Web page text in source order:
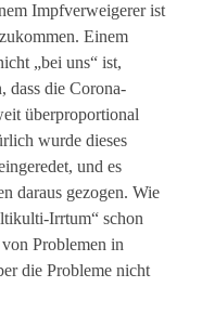
Impfverweigerer ist
Einem
„bei uns“ ist,
dass die Corona-
überproportional
wurde dieses
und es
daraus gezogen. Wie
Irrtum“ schon
Problemen in
die Probleme nicht